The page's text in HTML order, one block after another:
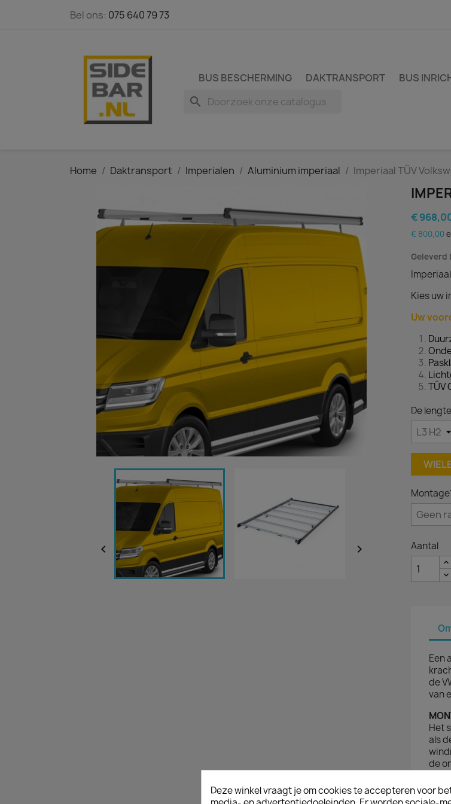
Bel ons: 075 640 79 73
BUS BESCHERMING DAKTRANSPORT BUS
search
Home Daktransport Imperialen Aluminium imperiaal Imperiaal TÜV
 
€
€ 800,00
Geleverd
Kies uw
Uw
TÜV
De
Aantal
Een
de
van
Het
als
de
Het
Deze winkel vraagt je om cookies te accepteren voor